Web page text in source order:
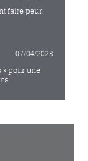
faire peur,
07/04/2023
» pour une